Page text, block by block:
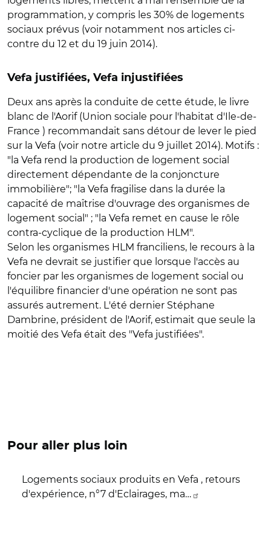
programmation, y compris les 30% de logements
sociaux prévus (voir notamment nos articles ci-
contre du 12 et du 19 juin 2014).
Vefa justifiées, Vefa injustifiées
Deux ans après la conduite de cette étude, le livre
blanc de l'Aorif (Union sociale pour l'habitat d'Ile-de-
France ) recommandait sans détour de lever le pied
sur la Vefa (voir notre article du 9 juillet 2014). Motifs :
"la Vefa rend la production de logement social
directement dépendante de la conjoncture
immobilière"; "la Vefa fragilise dans la durée la
capacité de maîtrise d'ouvrage des organismes de
logement social" ; "la Vefa remet en cause le rôle
contra-cyclique de la production HLM".
Selon les organismes HLM franciliens, le recours à la
Vefa ne devrait se justifier que lorsque l'accès au
foncier par les organismes de logement social ou
l'équilibre financier d'une opération ne sont pas
assurés autrement. L'été dernier Stéphane
Dambrine, président de l'Aorif, estimait que seule la
moitié des Vefa était des "Vefa justifiées".
Pour aller plus loin
Logements sociaux produits en Vefa , retours
d'expérience, n°7 d'Eclairages, ma…